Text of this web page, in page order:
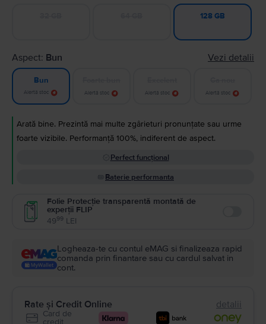
128 GB
Aspect: Bun Vezi detalii
Bun
Alertă stoc Alertă stoc Alertă stoc Alertă stoc
Arată bine. Prezintă mai multe zgârieturi pronunțate sau urme
foarte vizibile. Performanță 100%, indiferent de aspect.
Perfect funcțional
Baterie performanta
Folie Protecție transparentă montată de
experții FLIP
4999 LEI
Logheaza-te cu contul eMAG si finalizeaza rapid
comanda prin finantare sau cu cardul salvat in
cont.
Rate și Credit Online detalii
Card de
credit